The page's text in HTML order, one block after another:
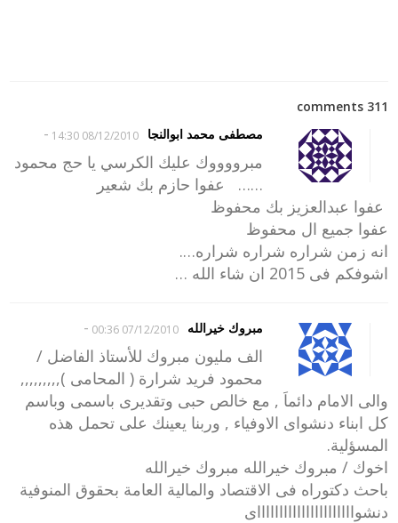
311 comments
مصطفى محمد ابوالنجا
08/12/2010 14:30
-
مبرووووك عليك الكرسي يا حج محمود
…… عفوا حازم بك شعير
عفوا عبدالعزيز بك محفوظ
عفوا جميع ال محفوظ
انه زمن شراره شراره شراره….
اشوفكم فى 2015 ان شاء الله …
مبروك خيرالله 07/12/2010 00:36
-
الف مليون مبروك للأستاذ الفاضل /
محمود فريد شرارة ( المحامى ),,,,,,,,,
والى الامام دائماَ , مع خالص حبى وتقديرى باسمى وباسم
كل ابناء دنشواى الاوفياء , وربنا يعينك على تحمل هذه
المسؤلية.
اخوك / مبروك خيرالله مبروك خيرالله
باحث دكتوراه فى الاقتصاد والمالية العامة بحقوق المنوفية
دنشوااااااااااااااااااااااى